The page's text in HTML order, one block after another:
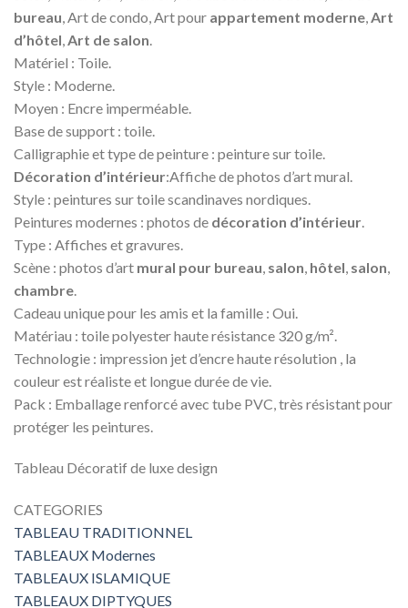
bureau , Art de condo, Art pour appartement moderne Art
d’hôtel Art de salon
Matériel : Toile.
Style : Moderne.
Moyen : Encre imperméable.
Base de support : toile.
Calligraphie et type de peinture : peinture sur toile.
Décoration d’intérieur:Affiche de photos d’art mural.
Style : peintures sur toile scandinaves nordiques.
Peintures modernes : photos de décoration d’intérieur
Type : Affiches et gravures.
Scène : photos d’art mural pour bureau salon hôtel salon
chambre
Cadeau unique pour les amis et la famille : Oui.
Matériau : toile polyester haute résistance 320 g/m².
Technologie : impression jet d’encre haute résolution , la
couleur est réaliste et longue durée de vie.
Pack : Emballage renforcé avec tube PVC, très résistant pour
protéger les peintures.
Tableau Décoratif de luxe design
CATEGORIES
TABLEAU TRADITIONNEL
TABLEAUX Modernes
TABLEAUX ISLAMIQUE
TABLEAUX DIPTYQUES